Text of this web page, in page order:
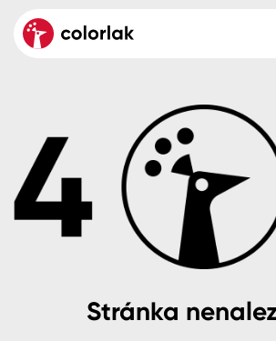
Velkoobchod Sortiment
Aktuality
Reference
O společnosti
Dřevo
Beton, asfalt, minerální
Plast, sklo, keramika
Colorlak Dekor
Colorlak Profi
Colorlak Pta
Stránka